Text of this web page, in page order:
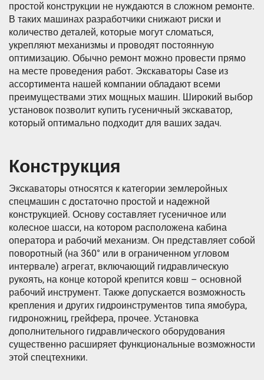
простой конструкции не нуждаются в сложном ремонте.
В таких машинах разработчики снижают риски и
количество деталей, которые могут сломаться,
укрепляют механизмы и проводят постоянную
оптимизацию. Обычно ремонт можно провести прямо
на месте проведения работ. Экскаваторы Case из
ассортимента нашей компании обладают всеми
преимуществами этих мощных машин. Широкий выбор
установок позволит купить гусеничный экскаватор,
который оптимально подходит для ваших задач.
Конструкция
Экскаваторы относятся к категории землеройных
спецмашин с достаточно простой и надежной
конструкцией. Основу составляет гусеничное или
колесное шасси, на котором расположена кабина
оператора и рабочий механизм. Он представляет собой
поворотный (на 360° или в ограниченном угловом
интервале) агрегат, включающий гидравлическую
рукоять, на конце которой крепится ковш – основной
рабочий инструмент. Также допускается возможность
крепления и других гидроинструментов типа ямобура,
гидроножниц, грейфера, прочее. Установка
дополнительного гидравлического оборудования
существенно расширяет функциональные возможности
этой спецтехники.